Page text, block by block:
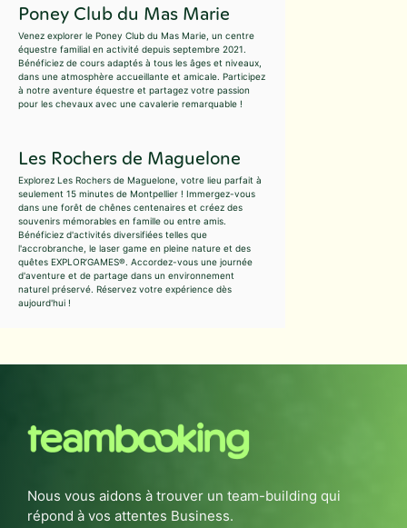
Poney Club du Mas Marie
Venez explorer le Poney Club du Mas Marie, un centre
équestre familial en activité depuis septembre 2021.
Bénéficiez de cours adaptés à tous les âges et niveaux,
dans une atmosphère accueillante et amicale. Participez
à notre aventure équestre et partagez votre passion
pour les chevaux avec une cavalerie remarquable !
Les Rochers de Maguelone
Explorez Les Rochers de Maguelone, votre lieu parfait à
seulement 15 minutes de Montpellier ! Immergez-vous
dans une forêt de chênes centenaires et créez des
souvenirs mémorables en famille ou entre amis.
Bénéficiez d'activités diversifiées telles que
l'accrobranche, le laser game en pleine nature et des
quêtes EXPLOR’GAMES®. Accordez-vous une journée
d'aventure et de partage dans un environnement
naturel préservé. Réservez votre expérience dès
aujourd'hui !
Nous vous aidons à trouver un team-building qui
répond à vos attentes Business.